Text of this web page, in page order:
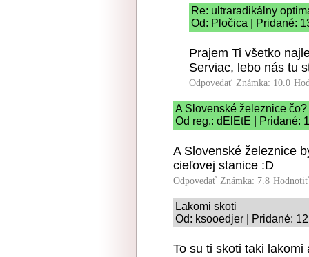
Re: ultraradikálny
Od: Pločica | Pridané:
Prajem Ti všetko
Serviac, lebo nás tu
Odpovedať Známka: 10.0
A Slovenské železnice čo?
Od reg.: dElEtE | Pridané:
A Slovenské železnice
cieľovej stanice :D
Odpovedať Známka: 7.8
Lakomi skoti
Od: ksooedjer | Pridané:
To su ti skoti taki